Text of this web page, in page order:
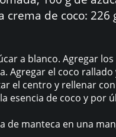
crema de coco:
a blanco. Agregar
Agregar el coco
el centro y rellenar
esencia de coco y por
de manteca en una